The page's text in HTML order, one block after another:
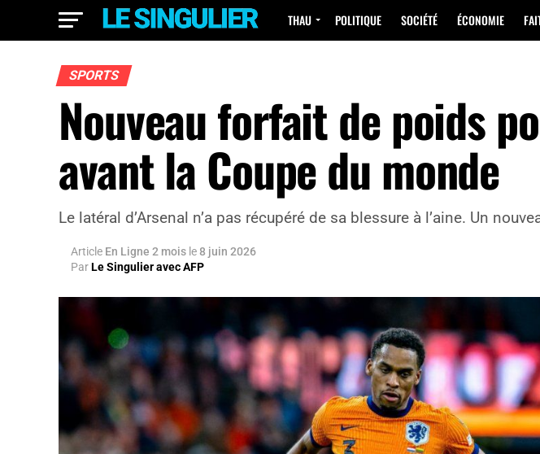
THAU POLITIQUE SOCIÉTÉ ÉCONOMIE
SPORTS
Nouveau forfait de poids
avant la Coupe du monde
Le latéral d’Arsenal n’a pas récupéré de sa blessure à l’aine. Un
Article En Ligne 2 mois le8 juin 2026
ParLe Singulier avec AFP